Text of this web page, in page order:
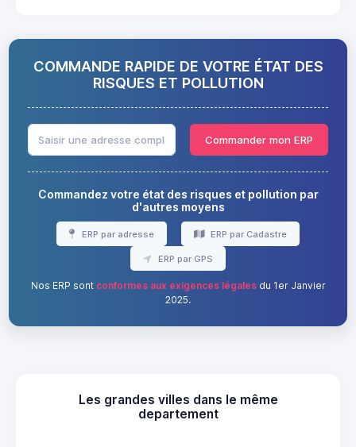
COMMANDE RAPIDE DE VOTRE ÉTAT DES
RISQUES ET POLLUTION
Commander mon ERP
Commandez votre état des risques et pollution par
d'autres moyens
ERP par adresse ERP par Cadastre
ERP par GPS
Nos ERP sont conformes aux exigences légalesdu 1er Janvier
2025.
Les grandes villes dans le même
departement